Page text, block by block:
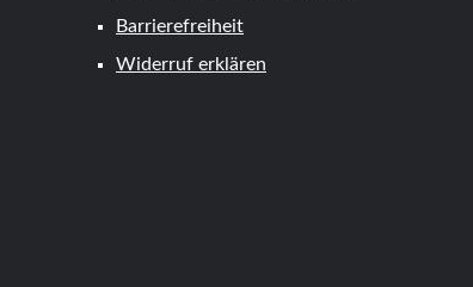
Barrierefreiheit
Widerruf erklären